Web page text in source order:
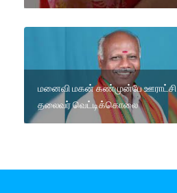
மனைவி மகன் கண்முன்பே
தலைவர் வெட்டிக்கொலை